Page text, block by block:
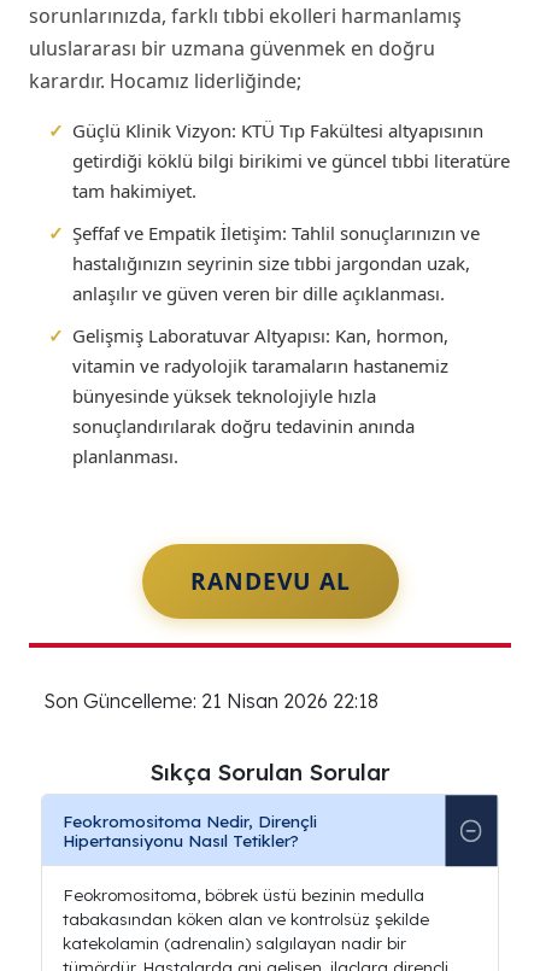
sorunlarınızda, farklı tıbbi ekolleri harmanlamış
uluslararası bir uzmana güvenmek en doğru
karardır. Hocamız liderliğinde;
✓ Güçlü Klinik Vizyon: KTÜ Tıp Fakültesi altyapısının
getirdiği köklü bilgi birikimi ve güncel tıbbi literatüre
tam hakimiyet.
✓ Şeffaf ve Empatik İletişim: Tahlil sonuçlarınızın ve
hastalığınızın seyrinin size tıbbi jargondan uzak,
anlaşılır ve güven veren bir dille açıklanması.
✓ Gelişmiş Laboratuvar Altyapısı: Kan, hormon,
vitamin ve radyolojik taramaların hastanemiz
bünyesinde yüksek teknolojiyle hızla
sonuçlandırılarak doğru tedavinin anında
planlanması.
RANDEVU AL
Son Güncelleme: 21 Nisan 2026 22:18